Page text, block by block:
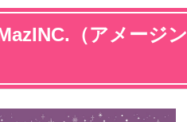
（アメージン